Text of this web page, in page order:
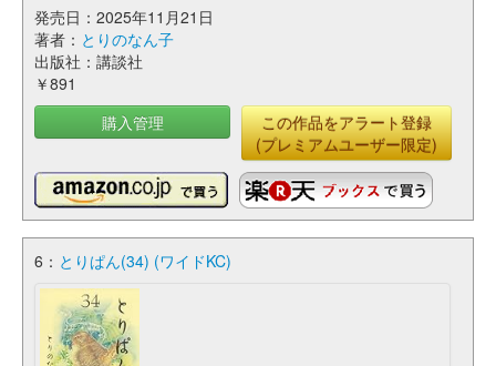
発売日：2025年11月21日
著者： とりのなん子
出版社：講談社
￥891
購入管理
この作品をアラート登録
(プレミアムユーザー限定)
6： とりぱん(34) (ワイドKC)